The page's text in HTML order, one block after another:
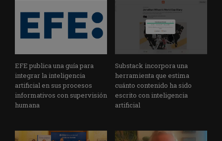
EFE publica una guía para
integrar la inteligencia
artificial en sus procesos
informativos con supervisión
humana
Substack incorpora una
herramienta que estima
cuánto contenido ha sido
escrito con inteligencia
artificial